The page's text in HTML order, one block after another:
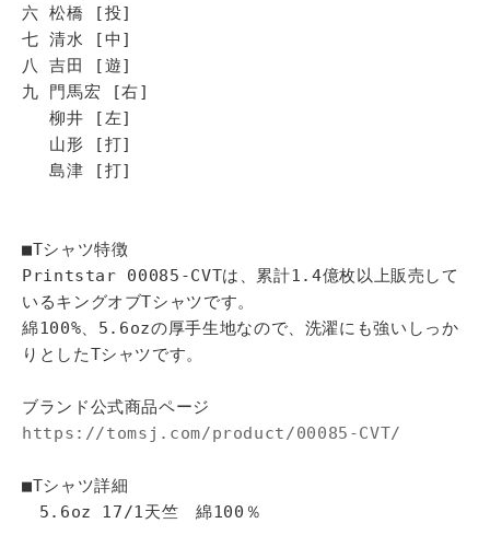
六 松橋 [投]
七 清水 [中]
八 吉田 [遊]
九 門馬宏 [右]
柳井 [左]
山形 [打]
島津 [打]
■Tシャツ特徴
Printstar 00085-CVTは、累計1.4億枚以上販売して
いるキングオブTシャツです。
綿100%、5.6ozの厚手生地なので、洗濯にも強いしっか
りとしたTシャツです。
ブランド公式商品ページ
https://tomsj.com/product/00085-CVT/
■Tシャツ詳細
5.6oz 17/1天竺 綿100％